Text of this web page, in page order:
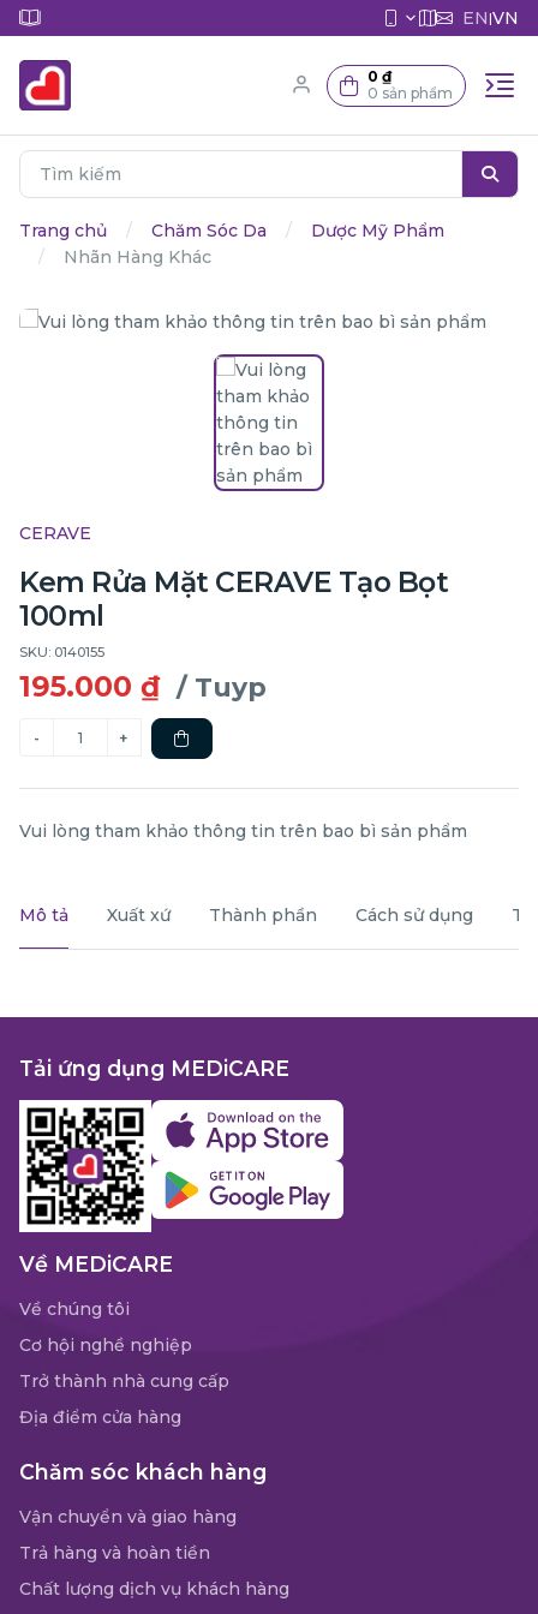
EN|VN
0 ₫
0 sản phẩm
Trang chủ Chăm Sóc Da
Dược Mỹ Phẩm
Nhãn Hàng Khác
CERAVE
Kem Rửa Mặt CERAVE Tạo Bọt
100ml
SKU: 0140155
195.000 ₫ / Tuyp
Vui lòng tham khảo thông tin trên bao bì sản phẩm
Mô tả Xuất xứ Thành phần Cách sử dụng
Tải ứng dụng MEDiCARE
Về MEDiCARE
Về chúng tôi
Cơ hội nghề nghiệp
Trở thành nhà cung cấp
Địa điểm cửa hàng
Chăm sóc khách hàng
Vận chuyển và giao hàng
Trả hàng và hoàn tiền
Chất lượng dịch vụ khách hàng